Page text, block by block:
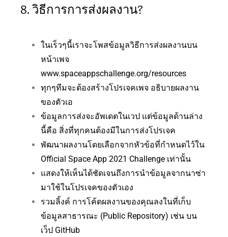
8. วิธีการการส่งผลงาน?
ในเร็วๆนี้เราจะโพสข้อมูลวิธีการส่งผลงานบน
หน้าเพจ
www.spaceappschallenge.org/resources
ทุกๆทีมจะต้องสร้างโปรเจคเพจ อธิบายผลงาน
ของตัวเอ
ข้อมูลการส่งจะอัพเดตในเวป แต่ข้อมูลด้านล่าง
นี้คือ สิ่งที่ทุกคนต้องมีในการส่งโปรเจค
พัฒนาผลงานโดยเลือกจากหัวข้อที่กำหนดไว้ใน
Official Space App 2021 Challenge เท่านั้น
แสดงให้เห็นได้ชัดเจนถึงการนำข้อมูลจากนาซ่า
มาใช้ในโปรเจคของตัวเอง
รวมลิ้งค์ การโค้ดผลงานของคุณลงในที่เก็บ
ข้อมูลสาธารณะ (Public Repository) เช่น บน
เว็ป GitHub